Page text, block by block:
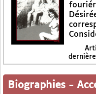
Biographies -